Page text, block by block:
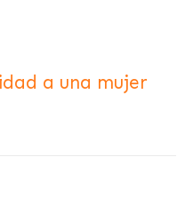
a una mujer